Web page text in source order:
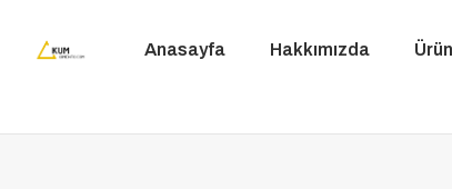
Anasayfa Hakkımızda